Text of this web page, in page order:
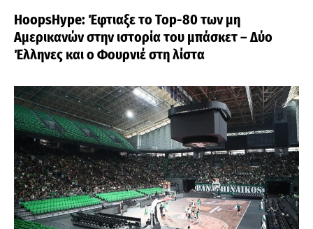
HoopsHype: Έφτιαξε το Top-80 των μη
Αμερικανών στην ιστορία του μπάσκετ – Δύο
Έλληνες και ο Φουρνιέ στη λίστα